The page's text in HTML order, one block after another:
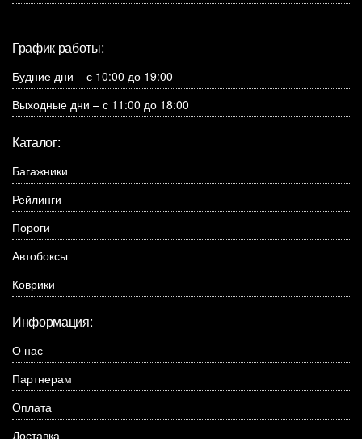
График работы:
Будние дни – с 10:00 до 19:00
Выходные дни – с 11:00 до 18:00
Каталог:
Багажники
Рейлинги
Пороги
Автобоксы
Коврики
Информация:
О нас
Партнерам
Оплата
Доставка